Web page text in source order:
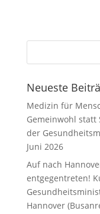
Neueste
Medizin für
Gemeinwohl statt
der
Juni 2026
Auf nach
entgegentreten!
Hannover